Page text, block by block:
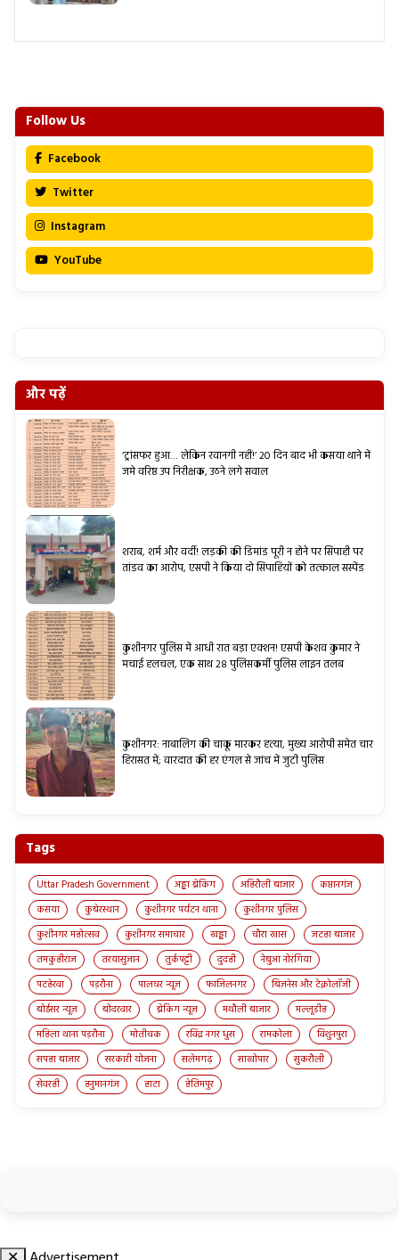
Follow Us
Facebook
Twitter
Instagram
YouTube
और पढ़ें
‘ट्रांसफर हुआ… लेकिन रवानगी नहीं!’ 20 दिन बाद भी कसया थाने में
जमे वरिष्ठ उप निरीक्षक, उठने लगे सवाल
शराब, शर्म और वर्दी! लड़की की डिमांड पूरी न होने पर सिपाही पर
तांडव का आरोप, एसपी ने किया दो सिपाहियों को तत्काल सस्पेंड
कुशीनगर पुलिस में आधी रात बड़ा एक्शन! एसपी केशव कुमार ने
मचाई हलचल, एक साथ 28 पुलिसकर्मी पुलिस लाइन तलब
कुशीनगर: नाबालिग की चाकू मारकर हत्या, मुख्य आरोपी समेत चार
हिरासत में; वारदात की हर एंगल से जांच में जुटी पुलिस
Tags
Uttar Pradesh Government अड्डा ब्रेकिंग अहिरौली बाजार
कप्तानगंज
कसया
कुबेरस्थान कुशीनगर पर्यटन थाना
कुशीनगर पुलिस
कुशीनगर महोत्सव
कुशीनगर समाचार खड्डा चौरा खास
जटहा बाजार
तमकुहीराज
तरयासुजान तुर्कपट्टी दुदही
नेबुआ नोरंगिया
पटहेरवा
पड़रौना पालघर न्यूज़ फाजिलनगर
बिज़नेस और टेक्नोलॉजी
बोईसर न्यूज़
बोदरवार ब्रेकिंग न्यूज़ मथौली बाजार
मल्लूडीह
महिला थाना पड़रौना
मोतीचक रविंद्र नगर धुस रामकोला
विशुनपुरा
सपहा बाजार
सरकारी योजना सलेमगढ़ साखोपार
सुकरौली
सेवरही
हनुमानगंज हाटा हेतिमपुर